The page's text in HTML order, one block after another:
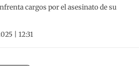
cargos por el asesinato de su
| 12:31